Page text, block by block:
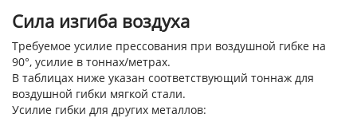
Сила изгиба воздуха
Требуемое усилие прессования при воздушной гибке на
90°, усилие в тоннах/метрах.
В таблицах ниже указан соответствующий тоннаж для
воздушной гибки мягкой стали.
Усилие гибки для других металлов: